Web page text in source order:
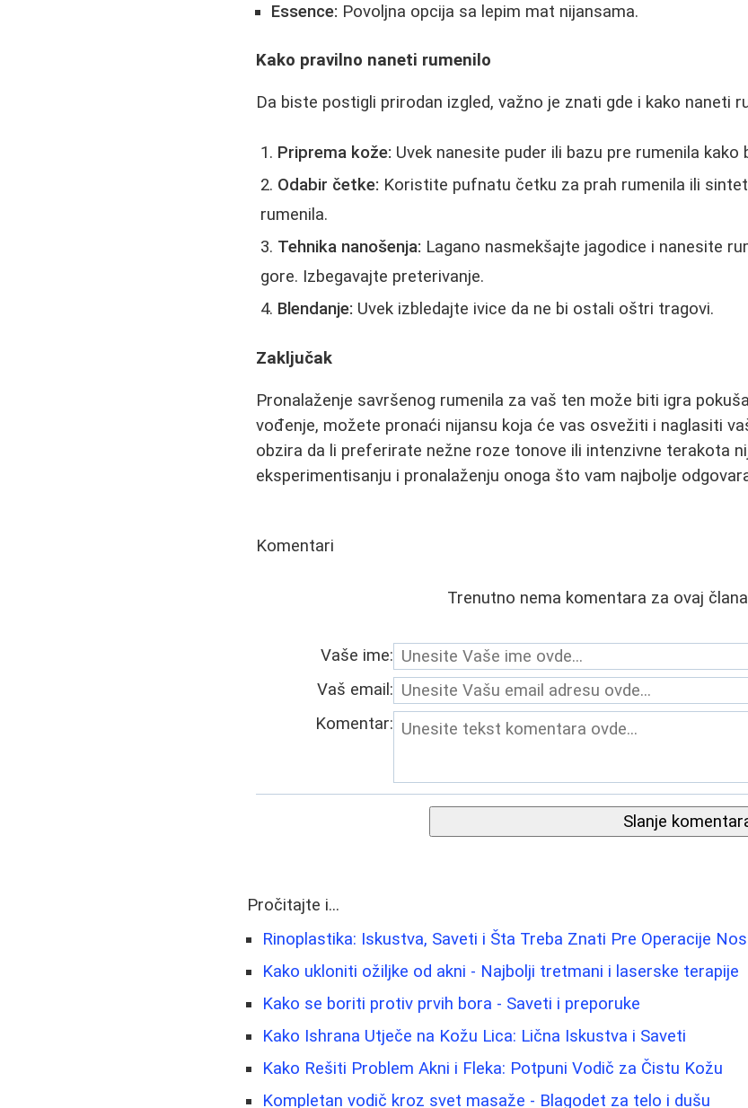
Essence: Povoljna opcija sa lepim mat nijansama.
Kako pravilno naneti rumenilo
Da biste postigli prirodan izgled, važno je znati gde i kako naneti
Priprema kože: Uvek nanesite puder ili bazu pre rumenila kako
Odabir četke: Koristite pufnatu četku za prah rumenila ili
rumenila.
Tehnika nanošenja: Lagano nasmekšajte jagodice i nanesite
gore. Izbegavajte preterivanje.
Blendanje: Uvek izbledajte ivice da ne bi ostali oštri tragovi.
Zaključak
Pronalaženje savršenog rumenila za vaš ten može biti igra
vođenje, možete pronaći nijansu koja će vas osvežiti i naglasiti
obzira da li preferirate nežne roze tonove ili intenzivne terakota
eksperimentisanju i pronalaženju onoga što vam najbolje
Komentari
Trenutno nema komentara za ovaj
Vaše ime:
Vaš email:
Komentar:
Slanje
Pročitajte i...
Rinoplastika: Iskustva, Saveti i Šta Treba Znati Pre Operacije
Kako ukloniti ožiljke od akni - Najbolji tretmani i laserske terapije
Kako se boriti protiv prvih bora - Saveti i preporuke
Kako Ishrana Utječe na Kožu Lica: Lična Iskustva i Saveti
Kako Rešiti Problem Akni i Fleka: Potpuni Vodič za Čistu Kožu
Kompletan vodič kroz svet masaže - Blagodet za telo i dušu